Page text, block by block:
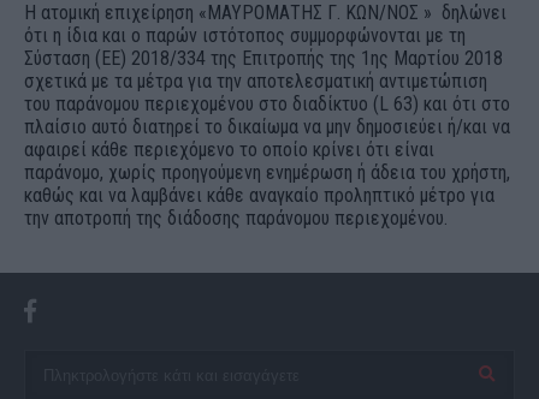
Η ατομική επιχείρηση «ΜΑΥΡΟΜΑΤΗΣ Γ. ΚΩΝ/ΝΟΣ » δηλώνει
ότι η ίδια και ο παρών ιστότοπος συμμορφώνονται με τη
Σύσταση (ΕΕ) 2018/334 της Επιτροπής της 1ης Μαρτίου 2018
σχετικά με τα μέτρα για την αποτελεσματική αντιμετώπιση
του παράνομου περιεχομένου στο διαδίκτυο (L 63) και ότι στο
πλαίσιο αυτό διατηρεί το δικαίωμα να μην δημοσιεύει ή/και να
αφαιρεί κάθε περιεχόμενο το οποίο κρίνει ότι είναι
παράνομο, χωρίς προηγούμενη ενημέρωση ή άδεια του χρήστη,
καθώς και να λαμβάνει κάθε αναγκαίο προληπτικό μέτρο για
την αποτροπή της διάδοσης παράνομου περιεχομένου.